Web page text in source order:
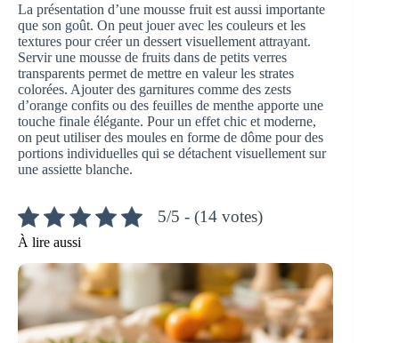
La présentation d’une mousse fruit est aussi importante
que son goût. On peut jouer avec les couleurs et les
textures pour créer un dessert visuellement attrayant.
Servir une mousse de fruits dans de petits verres
transparents permet de mettre en valeur les strates
colorées. Ajouter des garnitures comme des zests
d’orange confits ou des feuilles de menthe apporte une
touche finale élégante. Pour un effet chic et moderne,
on peut utiliser des moules en forme de dôme pour des
portions individuelles qui se détachent visuellement sur
une assiette blanche.
5/5 - (14 votes)
À lire aussi